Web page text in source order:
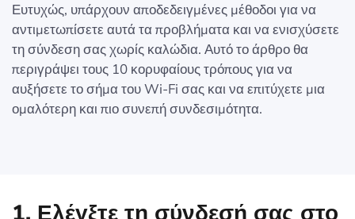
Ευτυχώς, υπάρχουν αποδεδειγμένες μέθοδοι για να
αντιμετωπίσετε αυτά τα προβλήματα και να ενισχύσετε
τη σύνδεση σας χωρίς καλώδια. Αυτό το άρθρο θα
περιγράψει τους 10 κορυφαίους τρόπους για να
αυξήσετε το σήμα του Wi-Fi σας και να επιτύχετε μια
ομαλότερη και πιο συνεπή συνδεσιμότητα.